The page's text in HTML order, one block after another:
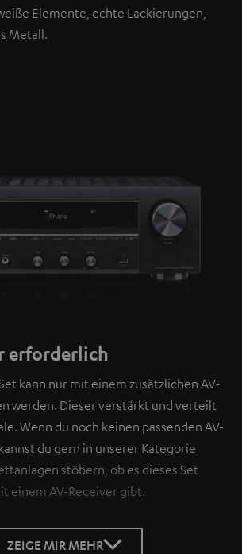
Elemente, echte Lackierungen,
Metall.
erforderlich
kann nur mit einem zusätzlichen AV-
werden. Dieser verstärkt und verteilt
Wenn du noch keinen passenden AV-
du gern in unserer Kategorie
stöbern, ob es dieses Set
einem AV-Receiver gibt.
ZEIGE MIR MEHR